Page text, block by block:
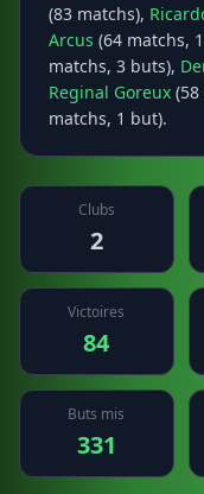
(83 matchs),
Arcus (64 matchs,
matchs, 3 buts),
Reginal Goreux
matchs, 1 but).
Clubs
2
Victoires
84
Buts mis
331